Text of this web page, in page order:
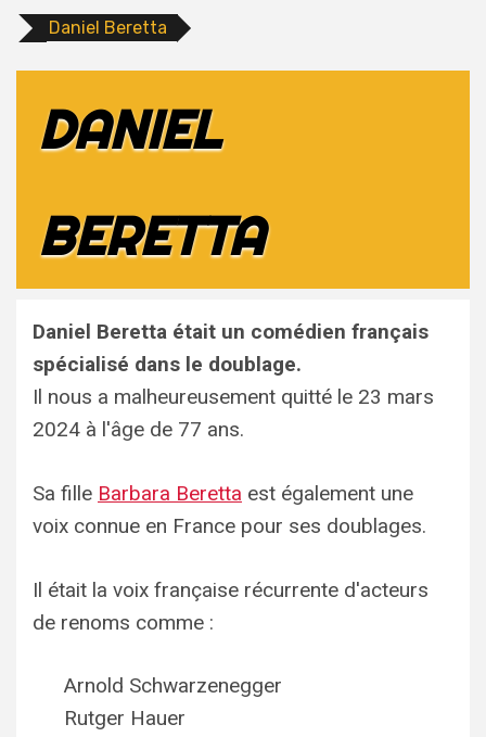
Daniel Beretta
DANIEL
BERETTA
Daniel Beretta était un comédien français
spécialisé dans le doublage.
Il nous a malheureusement quitté le 23 mars
2024 à l'âge de 77 ans.
Sa fille Barbara Beretta est également une
voix connue en France pour ses doublages.
Il était la voix française récurrente d'acteurs
de renoms comme :
Arnold Schwarzenegger
Rutger Hauer